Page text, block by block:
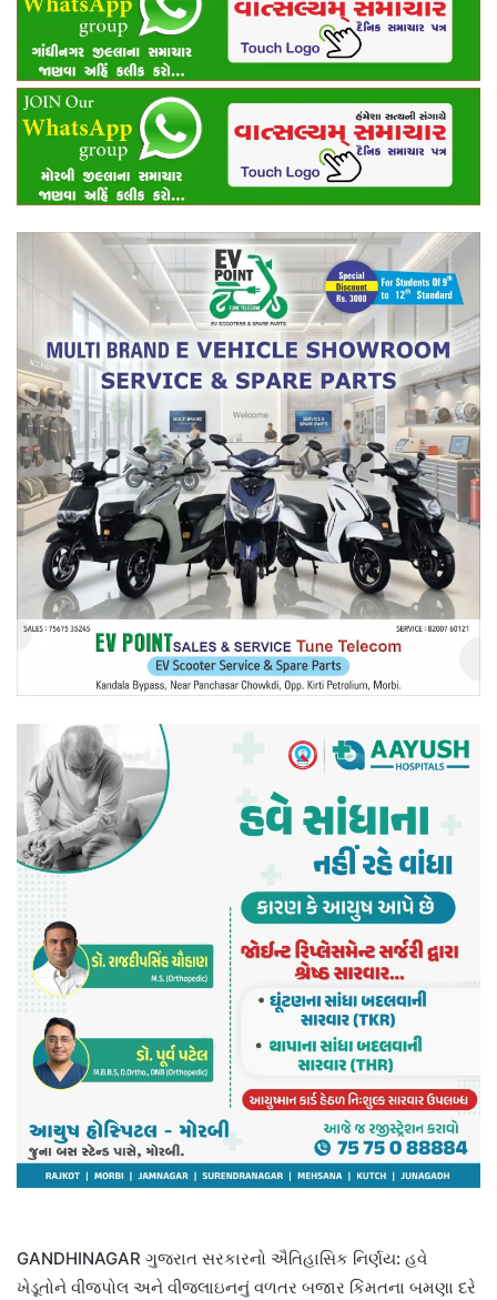
GANDHINAGAR ગુજરાત સરકારનો ઐતિહાસિક નિર્ણય: હવે
ખેડૂતોને વીજપોલ અને વીજલાઇનનું વળતર બજાર કિંમતના બમણા દરે